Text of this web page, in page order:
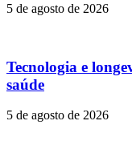
5 de agosto de 2026
Tecnologia e
saúde
5 de agosto de 2026